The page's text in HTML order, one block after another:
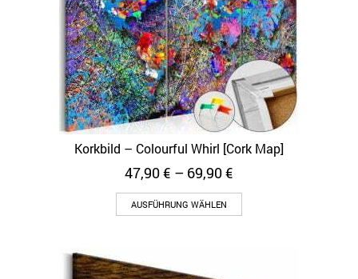
Korkbild – Colourful Whirl [Cork Map]
47,90€ – 69,90€
AUSFÜHRUNG WÄHLEN